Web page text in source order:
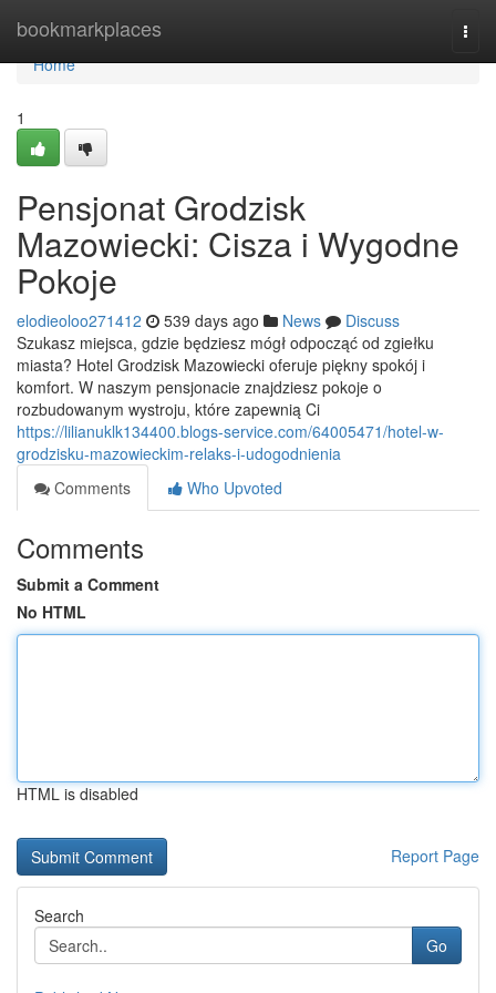
bookmarkplaces
Home
Home
1
Pensjonat Grodzisk
Mazowiecki: Cisza i Wygodne
Pokoje
elodieoloo271412 539 days ago News
Discuss
Szukasz miejsca, gdzie będziesz mógł odpocząć od zgiełku
miasta? Hotel Grodzisk Mazowiecki oferuje piękny spokój i
komfort. W naszym pensjonacie znajdziesz pokoje o
rozbudowanym wystroju, które zapewnią Ci
https://lilianuklk134400.blogs-service.com/64005471/hotel-w-
grodzisku-mazowieckim-relaks-i-udogodnienia
Comments
Who Upvoted
Comments
Submit a Comment
No HTML
HTML is disabled
Report Page
Search
Go